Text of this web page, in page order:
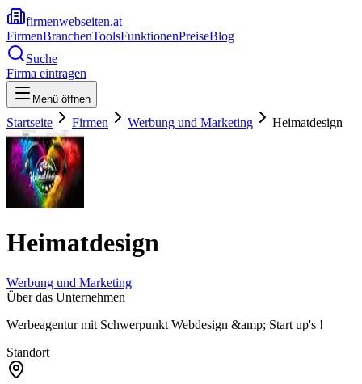
firmenwebseiten.at
FirmenBranchenToolsFunktionenPreiseBlog
Suche
Firma eintragen
Menü öffnen
Startseite Firmen Werbung und Marketing Heimatdesign
Heimatdesign
Werbung und Marketing
Über das Unternehmen
Werbeagentur mit Schwerpunkt Webdesign &amp; Start up's !
Standort